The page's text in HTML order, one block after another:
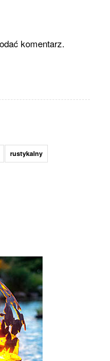
komentarz.
rustykalny